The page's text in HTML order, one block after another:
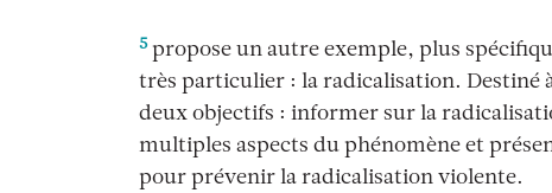
5propose un autre exemple, plus
très particulier : la radicalisation. Destiné
deux objectifs : informer sur la
multiples aspects du phénomène et
pour prévenir la radicalisation violente.